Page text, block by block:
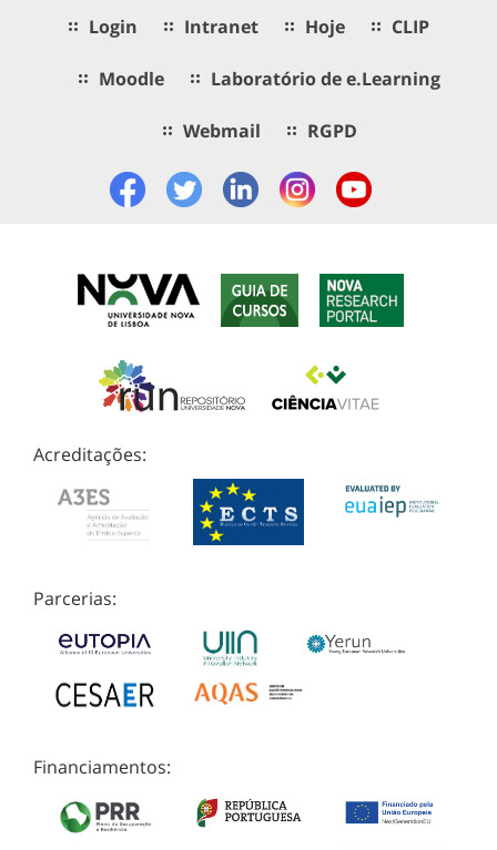
Login Intranet Hoje CLIP
Moodle Laboratório de e.Learning
Webmail RGPD
Acreditações:
Parcerias:
Financiamentos: